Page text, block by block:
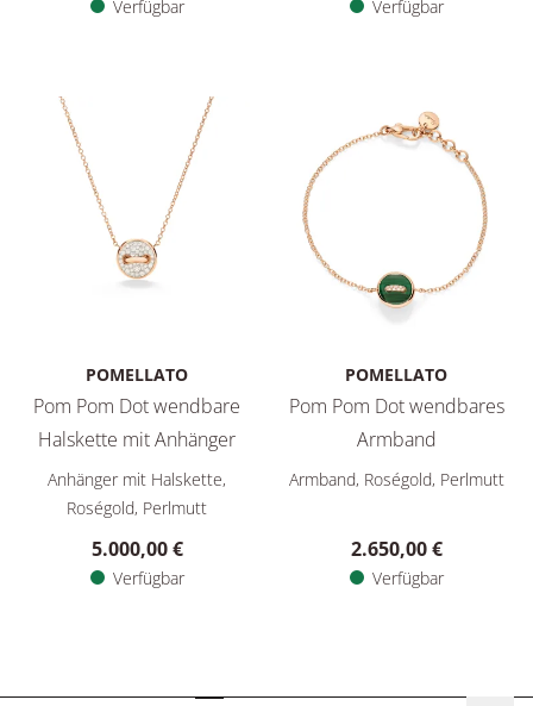
Verfügbar Verfügbar
POMELLATO
Pom Pom Dot wendbare
Halskette mit Anhänger
Pomellato Pom Pom Dot wendbare Halskette mit
Anhänger mit Halskette,
Roségold, Perlmutt
5.000,00 €
Verfügbar
POMELLATO
Pom Pom Dot wendbares
Armband
Pomellato Pom Pom Dot
Armband, Roségold, Perlmutt
2.650,00 €
Verfügbar